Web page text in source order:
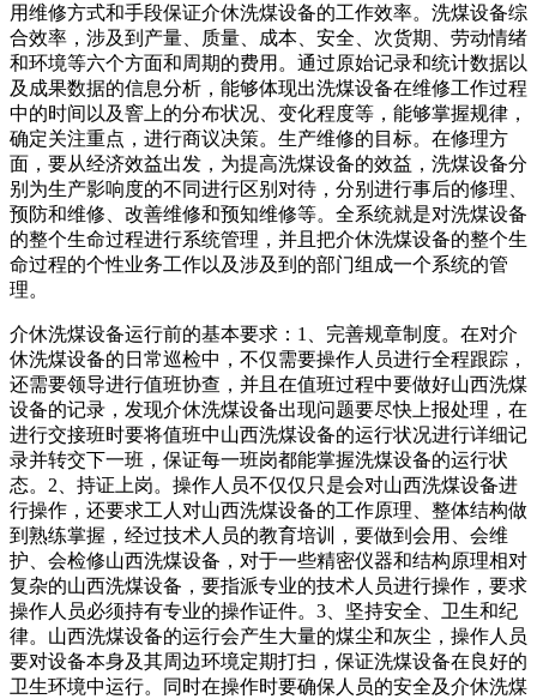
用维修方式和手段保证介休洗煤设备的工作效率。洗煤设备综
合效率，涉及到产量、质量、成本、安全、次货期、劳动情绪
和环境等六个方面和周期的费用。通过原始记录和统计数据以
及成果数据的信息分析，能够体现出洗煤设备在维修工作过程
中的时间以及窨上的分布状况、变化程度等，能够掌握规律，
确定关注重点，进行商议决策。生产维修的目标。在修理方
面，要从经济效益出发，为提高洗煤设备的效益，洗煤设备分
别为生产影响度的不同进行区别对待，分别进行事后的修理、
预防和维修、改善维修和预知维修等。全系统就是对洗煤设备
的整个生命过程进行系统管理，并且把介休洗煤设备的整个生
命过程的个性业务工作以及涉及到的部门组成一个系统的管
理。
介休洗煤设备运行前的基本要求：1、完善规章制度。在对介
休洗煤设备的日常巡检中，不仅需要操作人员进行全程跟踪，
还需要领导进行值班协查，并且在值班过程中要做好山西洗煤
设备的记录，发现介休洗煤设备出现问题要尽快上报处理，在
进行交接班时要将值班中山西洗煤设备的运行状况进行详细记
录并转交下一班，保证每一班岗都能掌握洗煤设备的运行状
态。2、持证上岗。操作人员不仅仅只是会对山西洗煤设备进
行操作，还要求工人对山西洗煤设备的工作原理、整体结构做
到熟练掌握，经过技术人员的教育培训，要做到会用、会维
护、会检修山西洗煤设备，对于一些精密仪器和结构原理相对
复杂的山西洗煤设备，要指派专业的技术人员进行操作，要求
操作人员必须持有专业的操作证件。3、坚持安全、卫生和纪
律。山西洗煤设备的运行会产生大量的煤尘和灰尘，操作人员
要对设备本身及其周边环境定期打扫，保证洗煤设备在良好的
卫生环境中运行。同时在操作时要确保人员的安全及介休洗煤